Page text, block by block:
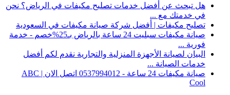
هل تبحث عن أفضل خدمات تصليح مكيفات في الرياض؟ نحن
في خدمتك مع ...
تصليح مكيفات | أفضل شركة صيانة مكيفات في السعودية
صيانة مكيفات سبليت 24 ساعة بالرياض بـ25%خصم - خدمة
فورية ...
البيان لصيانة الأجهزة المنزلية والتجارية نقدم لكم أفضل
خدمات الصيانة ...
صيانة مكيفات 24 ساعة - 0537994012 اتصل الان | ABC
Cool